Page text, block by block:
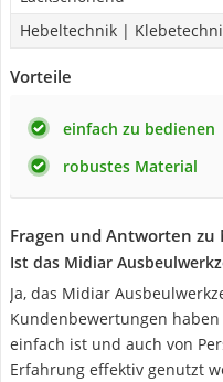
Hebeltechnik |
Vorteile
einfach zu bedienen
robustes Material
Fragen und Antworten
Ist das Midiar
Ja, das Midiar
Kundenbewertungen
einfach ist und auch von
Erfahrung effektiv genutzt